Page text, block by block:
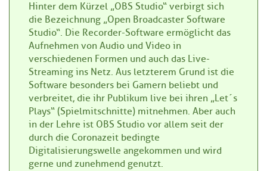
Hinter dem Kürzel „OBS Studio“ verbirgt sich
die Bezeichnung „Open Broadcaster Software
Studio“. Die Recorder-Software ermöglicht das
Aufnehmen von Audio und Video in
verschiedenen Formen und auch das Live-
Streaming ins Netz. Aus letzterem Grund ist die
Software besonders bei Gamern beliebt und
verbreitet, die ihr Publikum live bei ihren „Let´s
Plays“ (Spielmitschnitte) mitnehmen. Aber auch
in der Lehre ist OBS Studio vor allem seit der
durch die Coronazeit bedingte
Digitalisierungswelle angekommen und wird
gerne und zunehmend genutzt.